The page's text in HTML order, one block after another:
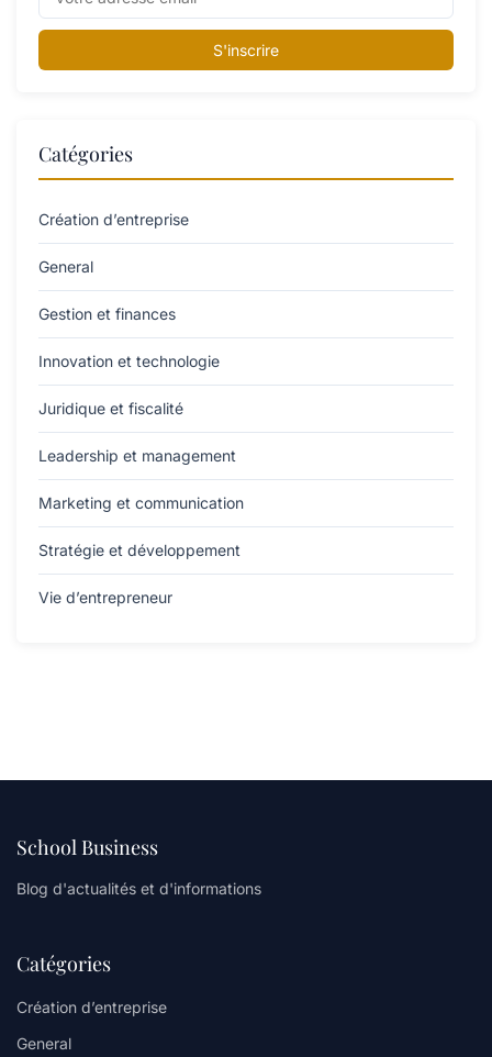
S'inscrire
Catégories
Création d’entreprise
General
Gestion et finances
Innovation et technologie
Juridique et fiscalité
Leadership et management
Marketing et communication
Stratégie et développement
Vie d’entrepreneur
School Business
Blog d'actualités et d'informations
Catégories
Création d’entreprise
General